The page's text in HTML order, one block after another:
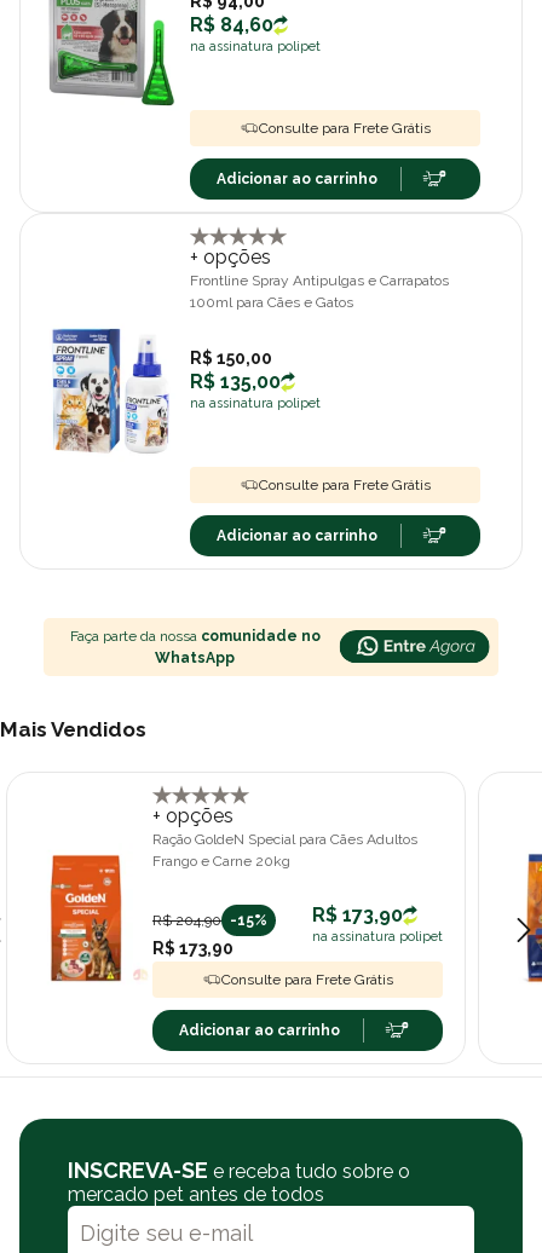
R$ 84,60
na assinatura polipet
Consulte para Frete Grátis
Adicionar ao carrinho
+ opções
Frontline Spray Antipulgas e Carrapatos
100ml para Cães e Gatos
R$ 150,00
R$ 135,00
na assinatura polipet
Consulte para Frete Grátis
Adicionar ao carrinho
Faça parte da nossa comunidade no
WhatsApp
Mais Vendidos
+ opções
Ração GoldeN Special para Cães Adultos
Frango e Carne 20kg
R$ 204,90 -15%
R$ 173,90
R$ 173,90
na assinatura polipet
Consulte para Frete Grátis
Adicionar ao carrinho
INSCREVA-SE e receba tudo sobre o
mercado pet antes de todos